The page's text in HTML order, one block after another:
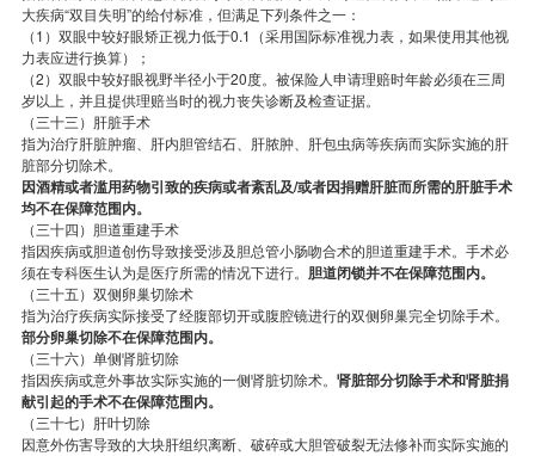
大疾病“双目失明”的给付标准，但满足下列条件之一：
（1）双眼中较好眼矫正视力低于0.1（采用国际标准视力表，如果使用其他视
力表应进行换算）；
（2）双眼中较好眼视野半径小于20度。被保险人申请理赔时年龄必须在三周
岁以上，并且提供理赔当时的视力丧失诊断及检查证据。
（三十三）肝脏手术
指为治疗肝脏肿瘤、肝内胆管结石、肝脓肿、肝包虫病等疾病而实际实施的肝
脏部分切除术。
因酒精或者滥用药物引致的疾病或者紊乱及/或者因捐赠肝脏而所需的肝脏手术
均不在保障范围内。
（三十四）胆道重建手术
指因疾病或胆道创伤导致接受涉及胆总管小肠吻合术的胆道重建手术。手术必
须在专科医生认为是医疗所需的情况下进行。 胆道闭锁并不在保障范围内。
（三十五）双侧卵巢切除术
指为治疗疾病实际接受了经腹部切开或腹腔镜进行的双侧卵巢完全切除手术。
部分卵巢切除不在保障范围内。
（三十六）单侧肾脏切除
指因疾病或意外事故实际实施的一侧肾脏切除术。 肾脏部分切除手术和肾脏捐
献引起的手术不在保障范围内。
（三十七）肝叶切除
因意外伤害导致的大块肝组织离断、破碎或大胆管破裂无法修补而实际实施的